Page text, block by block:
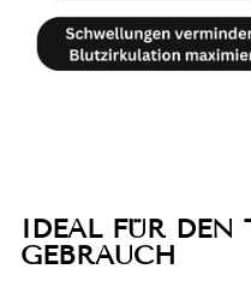
IDEAL FÜR DEN
GEBRAUCH